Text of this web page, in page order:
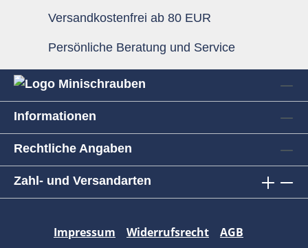
Versandkostenfrei ab 80 EUR
Persönliche Beratung und Service
Informationen
Rechtliche Angaben
Zahl- und Versandarten
Impressum Widerrufsrecht AGB